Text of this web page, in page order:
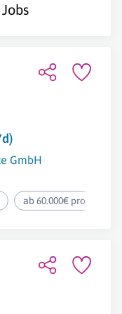
Jobs
GmbH
ab 60.000€ pro Jahr